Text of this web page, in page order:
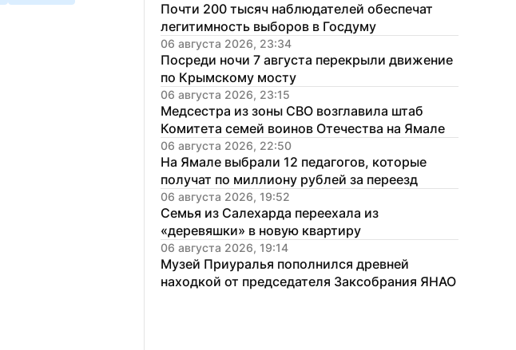
Почти 200 тысяч наблюдателей обеспечат
легитимность выборов в Госдуму
06 августа 2026, 23:34
Посреди ночи 7 августа перекрыли движение
по Крымскому мосту
06 августа 2026, 23:15
Медсестра из зоны СВО возглавила штаб
Комитета семей воинов Отечества на Ямале
06 августа 2026, 22:50
На Ямале выбрали 12 педагогов, которые
получат по миллиону рублей за переезд
06 августа 2026, 19:52
Семья из Салехарда переехала из
«деревяшки» в новую квартиру
06 августа 2026, 19:14
Музей Приуралья пополнился древней
находкой от председателя Заксобрания ЯНАО